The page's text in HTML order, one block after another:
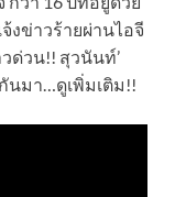
งข่าวร้ายผ่านไอจี
ด่วน!! สุวนันท์’
นมา…ดูเพิ่มเติม!!